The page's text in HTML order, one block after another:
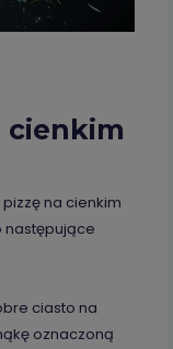
cienkim
na cienkim
następujące
ciasto na
oznaczoną